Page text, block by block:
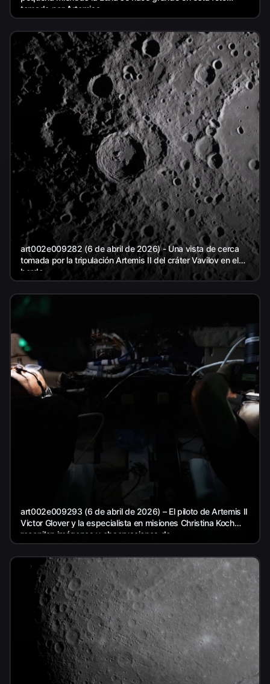
tomada por Artemisa...
art002e009282 (6 de abril de 2026) - Una vista de cerca
tomada por la tripulación Artemis II del cráter Vavilov en el
borde...
art002e009293 (6 de abril de 2026) – El piloto de Artemis II
Victor Glover y la especialista en misiones Christina Koch
recopilan imágenes y observaciones de...